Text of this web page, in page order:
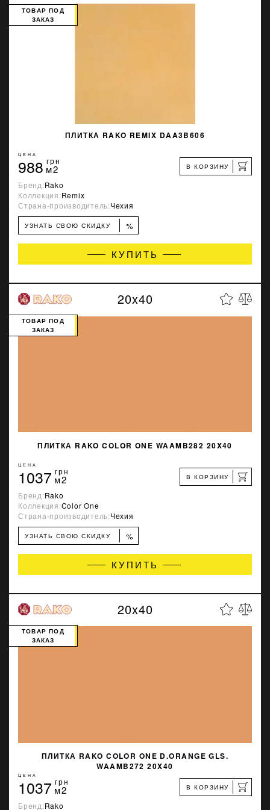
ПЛИТКА RAKO REMIX DAA3B606
ТОВАР ПОД
ЗАКАЗ
ЦЕНА
988 грн
м2 В КОРЗИНУ
Бренд:Rako
Коллекция:Remix
Страна-производитель:Чехия
УЗНАТЬ СВОЮ СКИДКУ %
КУПИТЬ
20x40
ПЛИТКА RAKO COLOR ONE WAAMB282 20X40
ТОВАР ПОД
ЗАКАЗ
ЦЕНА
1037 грн
м2 В КОРЗИНУ
Бренд:Rako
Коллекция:Color One
Страна-производитель:Чехия
УЗНАТЬ СВОЮ СКИДКУ %
КУПИТЬ
20x40
ПЛИТКА RAKO COLOR ONE D.ORANGE GLS.
WAAMB272 20X40
ТОВАР ПОД
ЗАКАЗ
ЦЕНА
1037 грн
м2 В КОРЗИНУ
Бренд:Rako